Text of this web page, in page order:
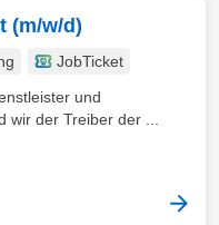
(m/w/d)
JobTicket
und
wir der Treiber der ...